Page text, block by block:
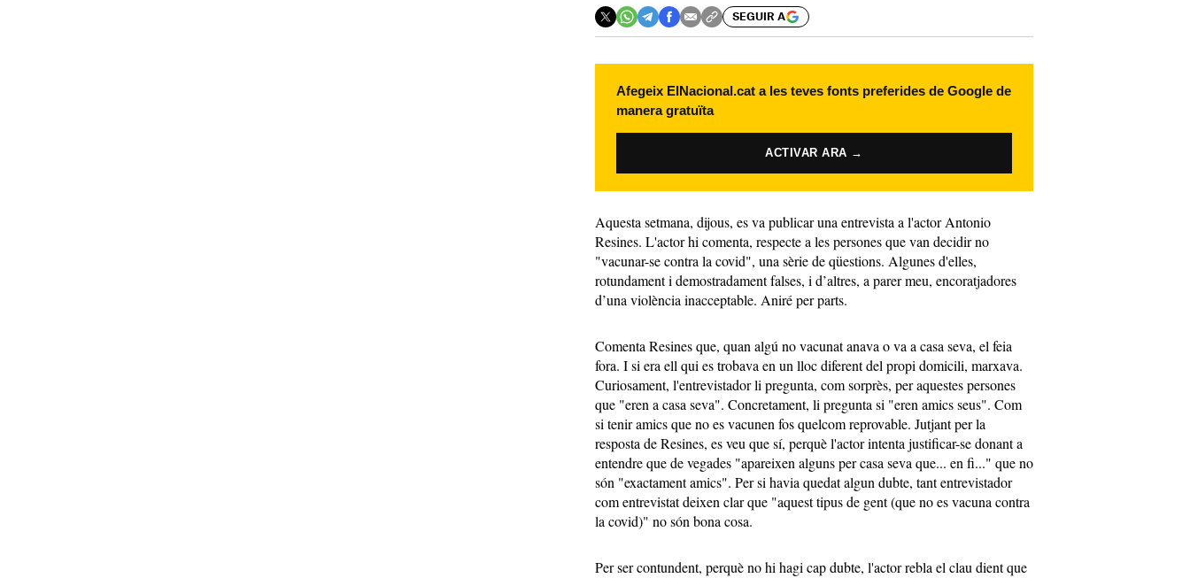
SEGUIR A
Afegeix ElNacional.cat a les teves fonts preferides de Google de
manera gratuïta
ACTIVAR ARA →
Aquesta setmana, dijous, es va publicar una entrevista a l'actor Antonio
Resines. L'actor hi comenta, respecte a les persones que van decidir no
"vacunar-se contra la covid", una sèrie de qüestions. Algunes d'elles,
rotundament i demostradament falses, i d’altres, a parer meu, encoratjadores
d’una violència inacceptable. Aniré per parts.
Comenta Resines que, quan algú no vacunat anava o va a casa seva, el feia
fora. I si era ell qui es trobava en un lloc diferent del propi domicili, marxava.
Curiosament, l'entrevistador li pregunta, com sorprès, per aquestes persones
que "eren a casa seva". Concretament, li pregunta si "eren amics seus". Com
si tenir amics que no es vacunen fos quelcom reprovable. Jutjant per la
resposta de Resines, es veu que sí, perquè l'actor intenta justificar-se donant a
entendre que de vegades "apareixen alguns per casa seva que... en fi..." que no
són "exactament amics". Per si havia quedat algun dubte, tant entrevistador
com entrevistat deixen clar que "aquest tipus de gent (que no es vacuna contra
la covid)" no són bona cosa.
Per ser contundent, perquè no hi hagi cap dubte, l'actor rebla el clau dient que